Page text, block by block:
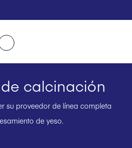
calcinación
su proveedor de línea completa
de yeso.